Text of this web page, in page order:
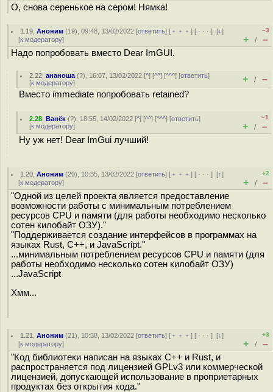
О, снова серенькое на сером! Нямка!
1.19 ,Аноним (19), 09:48, 13/02/2022 [ответить] [ ﹢﹢﹢] [ · · ·][↓]
[к модератору]
–3
+ / –
Надо попробовать вместо Dear ImGUI.
2.22 ,ананоша (?), 16:07, 13/02/2022 [^] [^^] [^^^] [ответить]
[к модератору] + / –
Вместо immediate попробовать retained?
2.28 ,Ванёк (?), 18:55, 14/02/2022 [^] [^^] [^^^] [ответить]
[к модератору]
–1
+ / –
Ну уж нет! Dear ImGui лучший!
1.20 ,Аноним (20), 10:35, 13/02/2022 [ответить] [ ﹢﹢﹢] [ · · ·][↑]
[к модератору]
+2
+ / –
"Одной из целей проекта является предоставление
возможности работы с минимальным потреблением
ресурсов CPU и памяти (для работы необходимо несколько
сотен килобайт ОЗУ)."
"Поддерживается создание интерфейсов в программах на
языках Rust, C++, и JavaScript."
...минимальным потреблением ресурсов CPU и памяти (для
работы необходимо несколько сотен килобайт ОЗУ)
...JavaScript
Хмм...
1.21 ,Аноним (21), 10:38, 13/02/2022 [ответить] [ ﹢﹢﹢] [ · · ·][↓]
[к модератору]
+3
+ / –
"Код библиотеки написан на языках С++ и Rust, и
распространяется под лицензией GPLv3 или коммерческой
лицензией, допускающей использование в проприетарных
продуктах без открытия кода."